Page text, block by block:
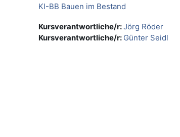
KI-BB Bauen im Bestand
Kursverantwortliche/r:Jörg Röder
Kursverantwortliche/r: Günter Seidl